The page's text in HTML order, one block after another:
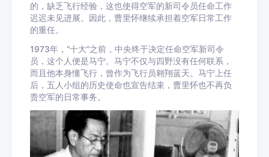
的，缺乏飞行经验，这也使得空军的新司令员任命工作
迟迟未见进展。因此，曹里怀继续承担着空军日常工作
的重任。
1973年，“十大”之前，中央终于决定任命空军新司令
员，这个人便是马宁。马宁不仅与四野没有任何联系，
而且他本身懂飞行，曾作为飞行员翱翔蓝天。马宁上任
后，五人小组的历史使命也宣告结束，曹里怀也不再负
责空军的日常事务。